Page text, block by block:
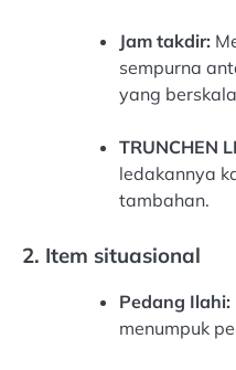
Jam takdir:
sempurna
yang
TRUNCHEN
ledakannya
tambahan.
2. Item situasional
Pedang Ilahi:
menumpuk